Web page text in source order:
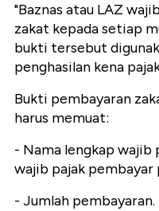
"Baznas atau LAZ
zakat kepada setiap
bukti tersebut
penghasilan kena
Bukti pembayaran
harus memuat:
- Nama lengkap wajib
wajib pajak pembayar
- Jumlah pembayaran.